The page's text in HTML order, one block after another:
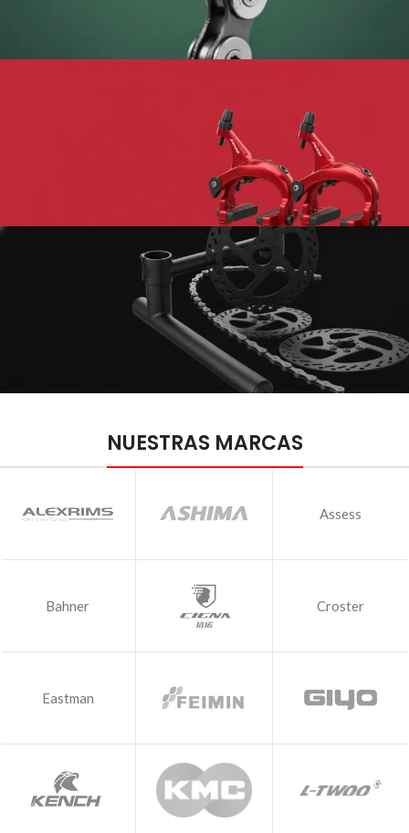
DEPORTIVOS
TRANSMISIÓN
PROFESIONAL
NUESTRAS MARCAS
Assess
Bahner Croster
Eastman